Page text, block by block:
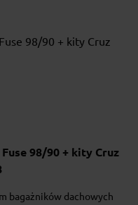
98/90 + kity Cruz
bagażników dachowych